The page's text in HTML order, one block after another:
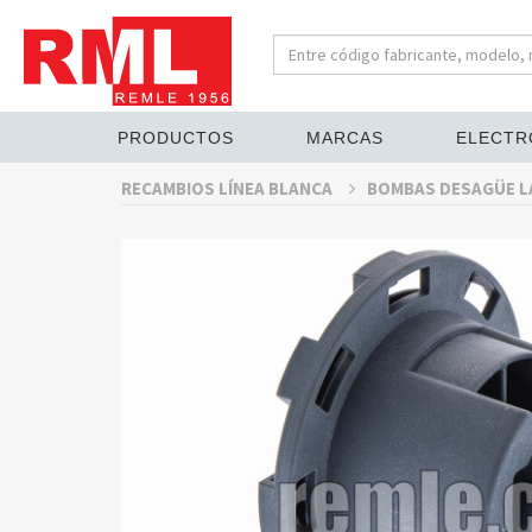
PRODUCTOS MARCAS
RECAMBIOS LÍNEA BLANCA BOMBAS DESAGÜE